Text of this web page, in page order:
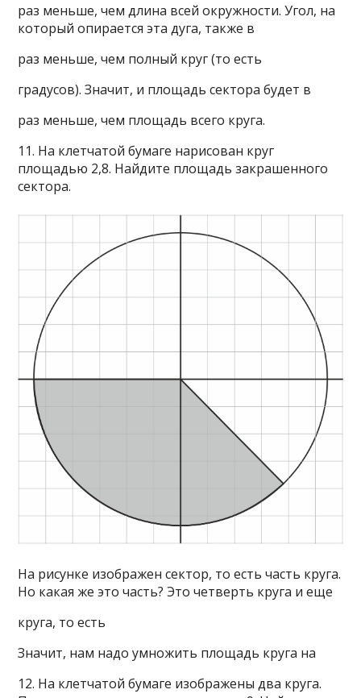
раз меньше, чем длина всей окружности. Угол, на
который опирается эта дуга, также в
раз меньше, чем полный круг (то есть
градусов). Значит, и площадь сектора будет в
раз меньше, чем площадь всего круга.
11. На клетчатой бумаге нарисован круг
площадью 2,8. Найдите площадь закрашенного
сектора.
На рисунке изображен сектор, то есть часть круга.
Но какая же это часть? Это четверть круга и еще
круга, то есть
Значит, нам надо умножить площадь круга на
12. На клетчатой бумаге изображены два круга.